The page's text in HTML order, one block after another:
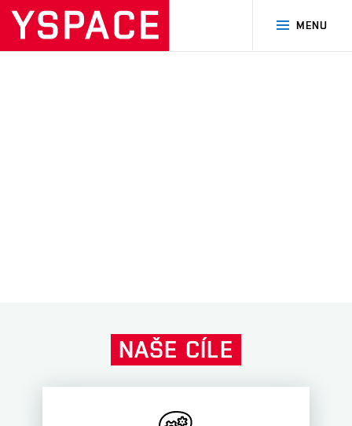
MENU
NAŠE CÍLE